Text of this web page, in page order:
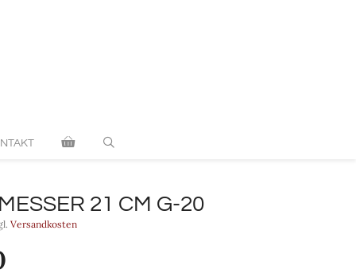
21 CM G-20
Versandkosten